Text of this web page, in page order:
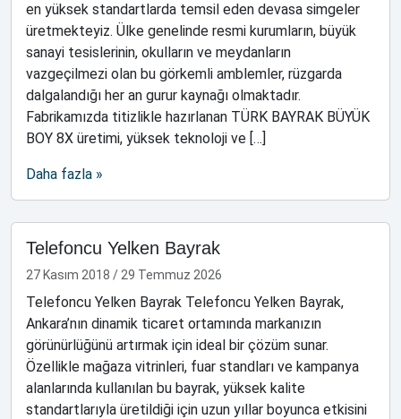
en yüksek standartlarda temsil eden devasa simgeler
üretmekteyiz. Ülke genelinde resmi kurumların, büyük
sanayi tesislerinin, okulların ve meydanların
vazgeçilmezi olan bu görkemli amblemler, rüzgarda
dalgalandığı her an gurur kaynağı olmaktadır.
Fabrikamızda titizlikle hazırlanan TÜRK BAYRAK BÜYÜK
BOY 8X üretimi, yüksek teknoloji ve […]
Daha fazla »
Telefoncu Yelken Bayrak
27 Kasım 2018 / 29 Temmuz 2026
Telefoncu Yelken Bayrak Telefoncu Yelken Bayrak,
Ankara’nın dinamik ticaret ortamında markanızın
görünürlüğünü artırmak için ideal bir çözüm sunar.
Özellikle mağaza vitrinleri, fuar standları ve kampanya
alanlarında kullanılan bu bayrak, yüksek kalite
standartlarıyla üretildiği için uzun yıllar boyunca etkisini